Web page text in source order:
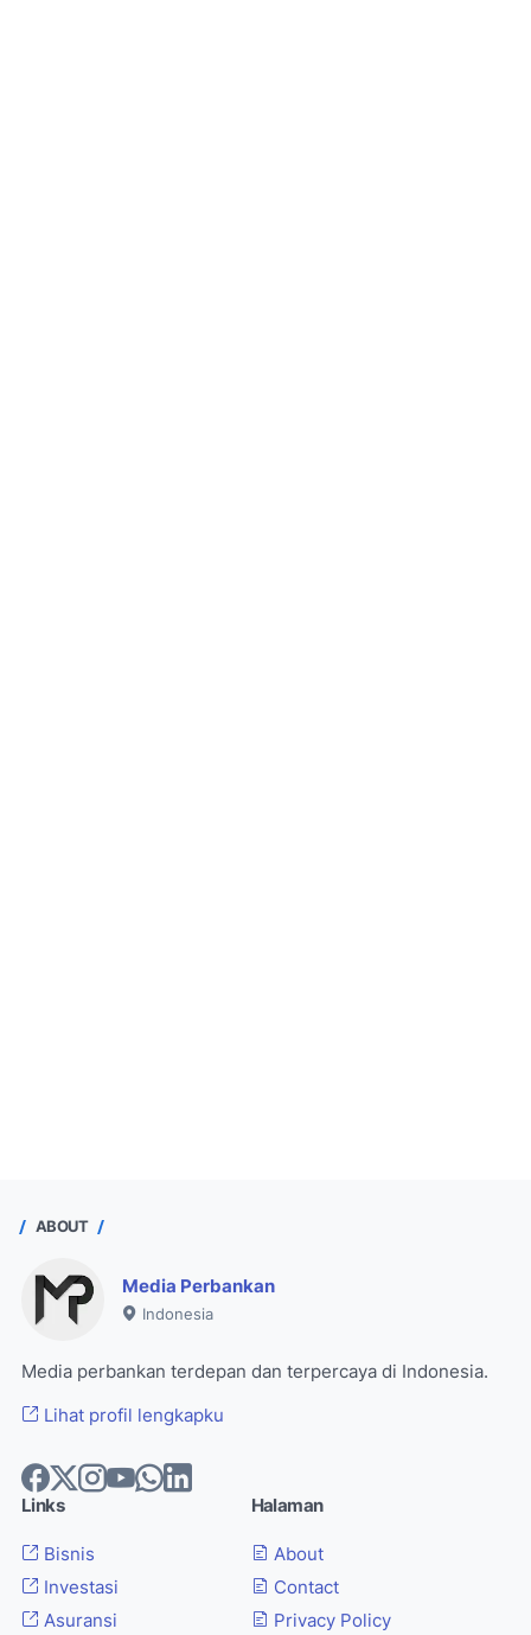
ABOUT
Media Perbankan
Indonesia
Media perbankan terdepan dan terpercaya di Indonesia.
Lihat profil lengkapku
Links
Bisnis
Investasi
Asuransi
Halaman
About
Contact
Privacy Policy